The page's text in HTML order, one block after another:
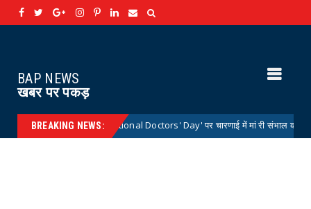
BAP NEWS
खबर पर पकड़
BREAKING NEWS:
डॉक्टर्स डे 'National Doctors' Day' पर चारणाई में मां री संभाल कार्यक्रम आयोजित